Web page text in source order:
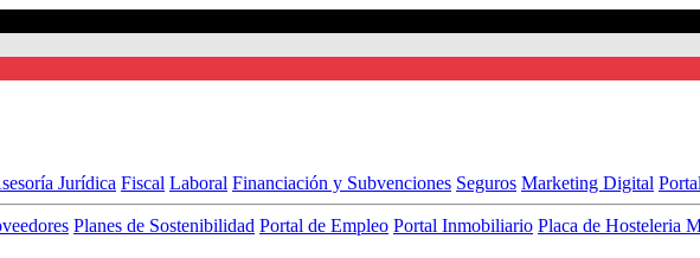
Jurídica Fiscal Laboral Financiación y Subvenciones Seguros Marketing Digital
Planes de Sostenibilidad Portal de Empleo Portal Inmobiliario Placa de Hosteleria